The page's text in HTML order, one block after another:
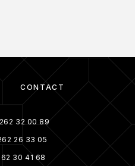
CONTACT
32 00 89
26 33 05
30 41 68